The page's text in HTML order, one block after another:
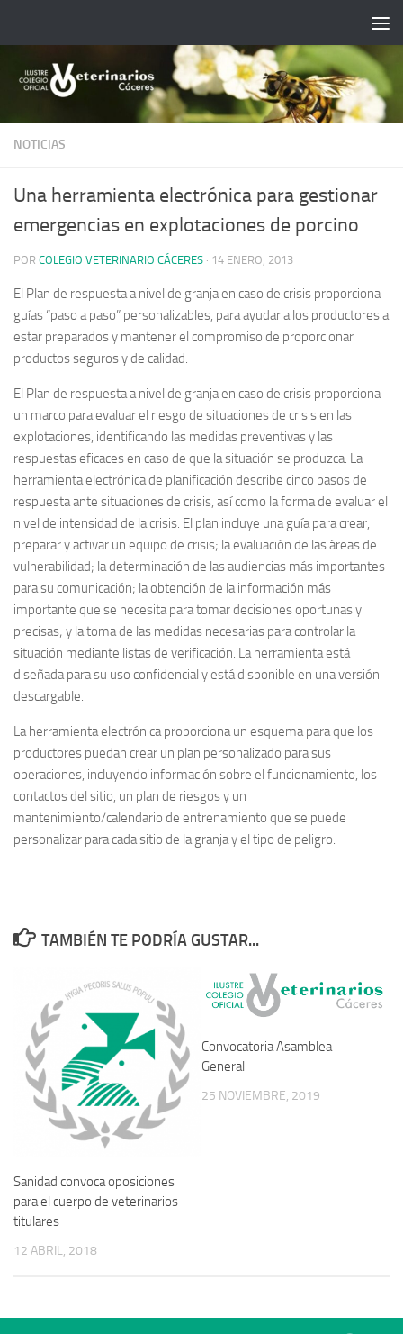
NOTICIAS
Una herramienta electrónica para gestionar
emergencias en explotaciones de porcino
POR COLEGIO VETERINARIO CÁCERES · 14 ENERO, 2013
El Plan de respuesta a nivel de granja en caso de crisis proporciona
guías “paso a paso” personalizables, para ayudar a los productores a
estar preparados y mantener el compromiso de proporcionar
productos seguros y de calidad.
El Plan de respuesta a nivel de granja en caso de crisis proporciona
un marco para evaluar el riesgo de situaciones de crisis en las
explotaciones, identificando las medidas preventivas y las
respuestas eficaces en caso de que la situación se produzca. La
herramienta electrónica de planificación describe cinco pasos de
respuesta ante situaciones de crisis, así como la forma de evaluar el
nivel de intensidad de la crisis. El plan incluye una guía para crear,
preparar y activar un equipo de crisis; la evaluación de las áreas de
vulnerabilidad; la determinación de las audiencias más importantes
para su comunicación; la obtención de la información más
importante que se necesita para tomar decisiones oportunas y
precisas; y la toma de las medidas necesarias para controlar la
situación mediante listas de verificación. La herramienta está
diseñada para su uso confidencial y está disponible en una versión
descargable.
La herramienta electrónica proporciona un esquema para que los
productores puedan crear un plan personalizado para sus
operaciones, incluyendo información sobre el funcionamiento, los
contactos del sitio, un plan de riesgos y un
mantenimiento/calendario de entrenamiento que se puede
personalizar para cada sitio de la granja y el tipo de peligro.
TAMBIÉN TE PODRÍA GUSTAR...
Sanidad convoca oposiciones
para el cuerpo de veterinarios
titulares
12 ABRIL, 2018
Convocatoria Asamblea
General
25 NOVIEMBRE, 2019